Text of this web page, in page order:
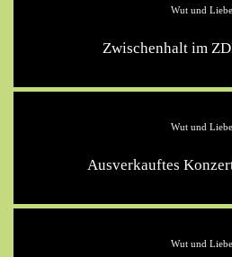
Wut und Liebe
Zwischenhalt im
Wut und Liebe
Ausverkauftes
Wut und Liebe